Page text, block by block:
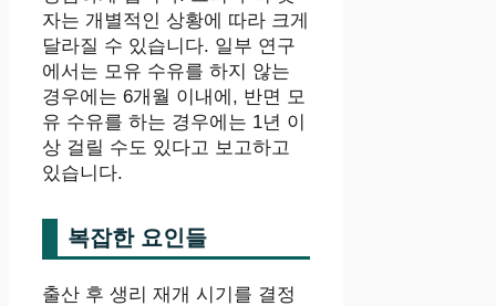
자는 개별적인 상황에 따라 크게
달라질 수 있습니다. 일부 연구
에서는 모유 수유를 하지 않는
경우에는 6개월 이내에, 반면 모
유 수유를 하는 경우에는 1년 이
상 걸릴 수도 있다고 보고하고
있습니다.
복잡한 요인들
출산 후 생리 재개 시기를 결정